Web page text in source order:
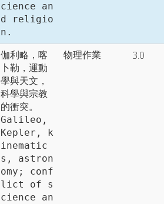
cience an
d religio
n.
伽利略，喀
卜勒，運動
學與天文，
科學與宗教
的衝突。
Galileo,
Kepler, k
inematic
s, astron
omy; conf
lict of s
cience an
物理作業 3.0